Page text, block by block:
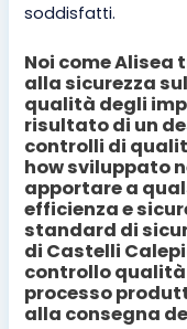
soddisfatti.
Noi come
alla sicurezza
qualità degli
risultato di un
controlli di
how sviluppato
apportare a
efficienza e
standard di
di Castelli
controllo
processo
alla consegna